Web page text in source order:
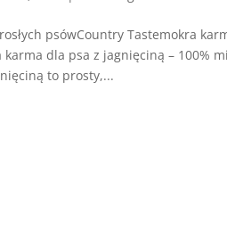
psówCountry Tastemokra
karma dla psa z jagnięciną –
to prosty,...